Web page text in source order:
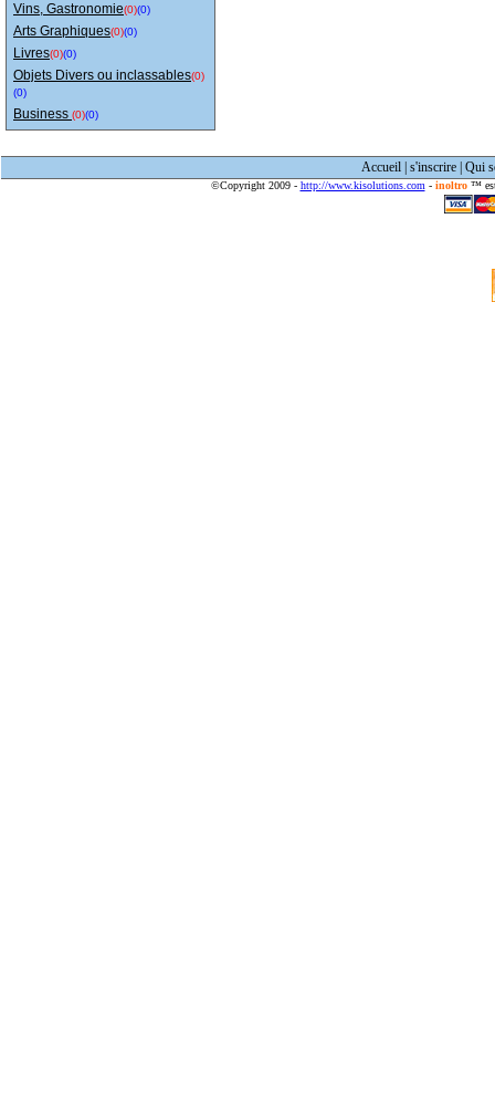
Vins, Gastronomie(0)(0)
Arts Graphiques(0)(0)
Livres(0)(0)
Objets Divers ou inclassables(0)
(0)
Business (0)(0)
Accueil s'inscrire Qui
©Copyright 2009 - http://www.kisolutions.com - inoltro™ est